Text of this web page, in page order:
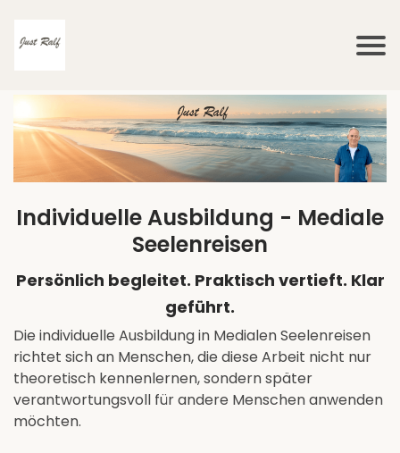
Individuelle Ausbildung - Mediale
Seelenreisen
Persönlich begleitet. Praktisch vertieft. Klar
geführt.
Die individuelle Ausbildung in Medialen Seelenreisen
richtet sich an Menschen, die diese Arbeit nicht nur
theoretisch kennenlernen, sondern später
verantwortungsvoll für andere Menschen anwenden
möchten.